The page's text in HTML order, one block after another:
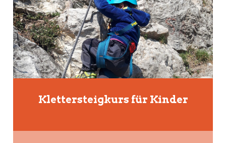
Klettersteigkurs für Kinder